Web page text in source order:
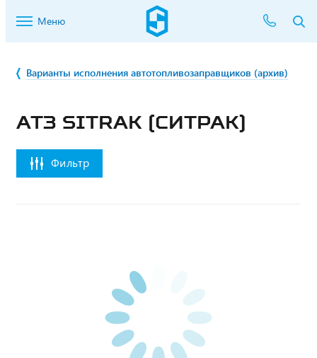
Меню
Варианты исполнения автотопливозаправщиков (архив)
АТЗ SITRAK (СИТРАК)
Фильтр